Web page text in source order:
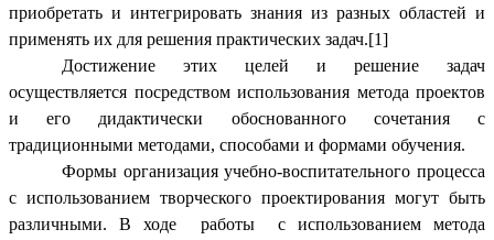
приобретать и интегрировать знания из разных областей и
применять их для решения практических задач.[1]
Достижение этих целей и решение задач
осуществляется посредством использования метода проектов
и его дидактически обоснованного сочетания с
традиционными методами, способами и формами обучения.
Формы организация учебно-воспитательного процесса
с использованием творческого проектирования могут быть
различными. В ходе работы с использованием метода